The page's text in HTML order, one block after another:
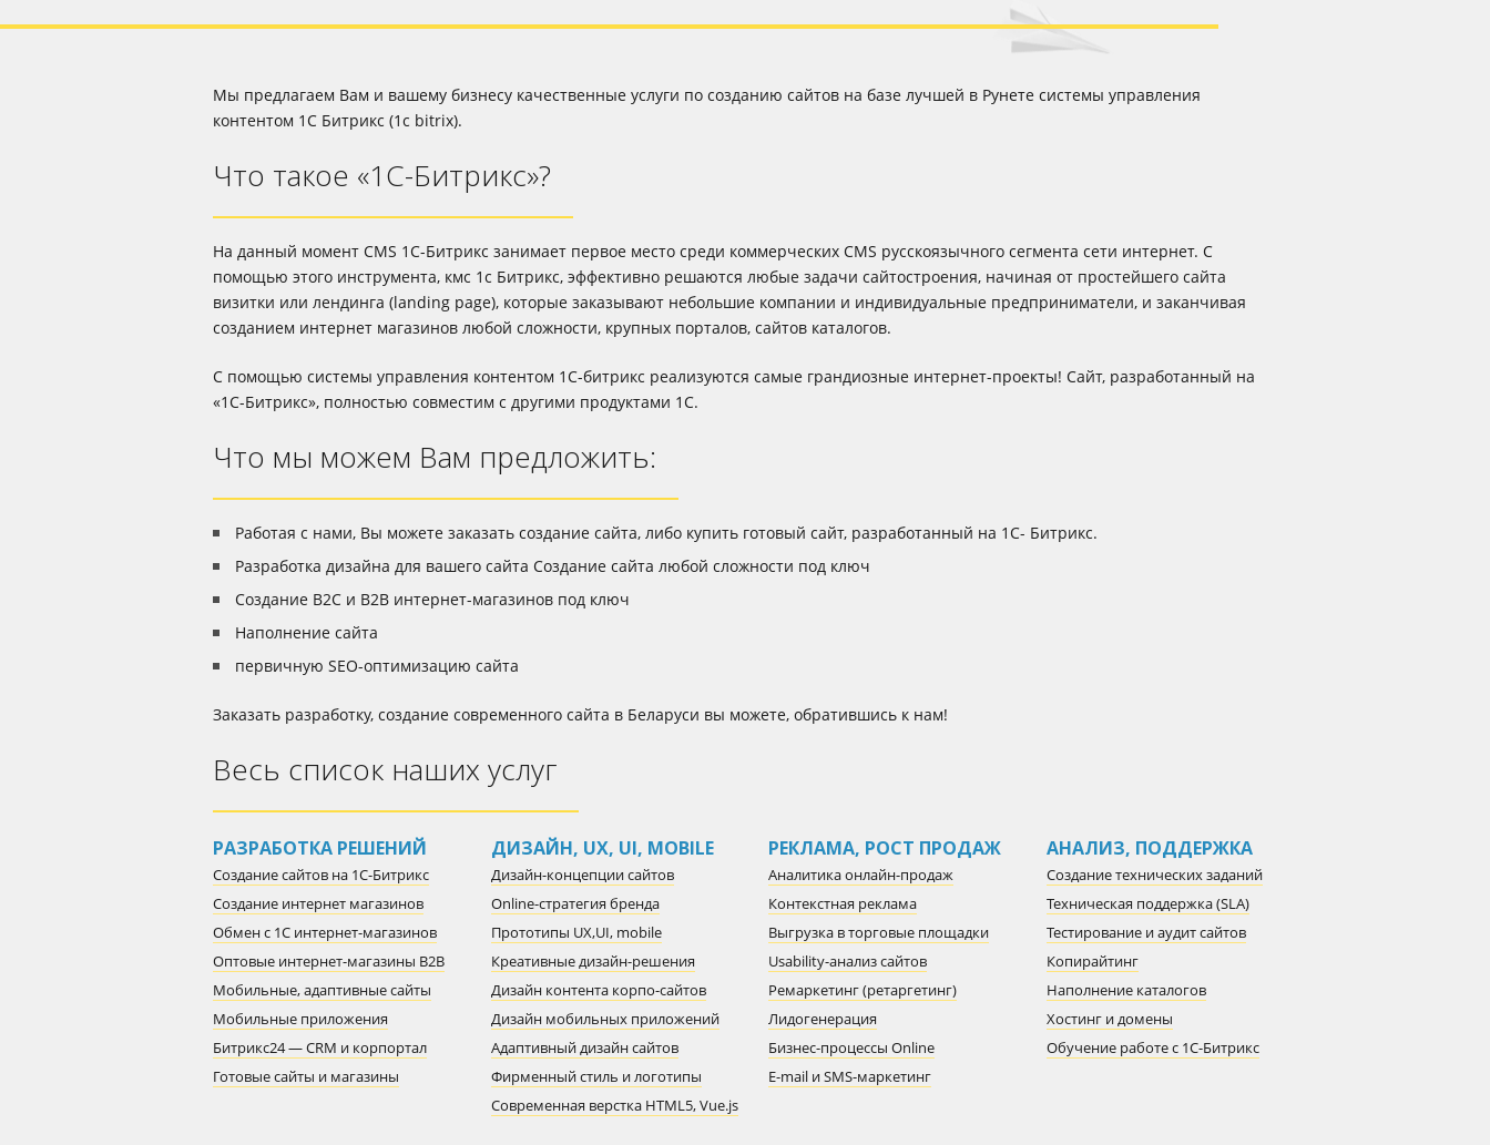
Мы предлагаем Вам и вашему бизнесу качественные услуги по созданию сайтов на базе лучшей в Рунете системы управления
контентом 1С Битрикс (1c bitrix).
Что такое «1С-Битрикс»?
На данный момент CMS 1С-Битрикс занимает первое место среди коммерческих CMS русскоязычного сегмента сети интернет. С
помощью этого инструмента, кмс 1с Битрикс, эффективно решаются любые задачи сайтостроения, начиная от простейшего сайта
визитки или лендинга (landing page), которые заказывают небольшие компании и индивидуальные предприниматели, и заканчивая
созданием интернет магазинов любой сложности, крупных порталов, сайтов каталогов.
С помощью системы управления контентом 1С-битрикс реализуются самые грандиозные интернет-проекты! Сайт, разработанный на
«1С-Битрикс», полностью совместим с другими продуктами 1С.
Что мы можем Вам предложить:
Работая с нами, Вы можете заказать создание сайта, либо купить готовый сайт, разработанный на 1С- Битрикс.
Разработка дизайна для вашего сайта Создание сайта любой сложности под ключ
Создание B2C и B2B интернет-магазинов под ключ
Наполнение сайта
первичную SEO-оптимизацию сайта
Заказать разработку, создание современного сайта в Беларуси вы можете, обратившись к нам!
Весь список наших услуг
РАЗРАБОТКА РЕШЕНИЙ
Создание сайтов на 1С-Битрикс
Создание интернет магазинов
Обмен с 1С интернет-магазинов
Оптовые интернет-магазины B2B
Мобильные, адаптивные сайты
Мобильные приложения
Битрикс24 — CRM и корпортал
Готовые сайты и магазины
ДИЗАЙН, UX, UI, MOBILE
Дизайн-концепции сайтов
Online-стратегия бренда
Прототипы UX,UI, mobile
Креативные дизайн-решения
Дизайн контента корпо-сайтов
Дизайн мобильных приложений
Адаптивный дизайн сайтов
Фирменный стиль и логотипы
Современная верстка HTML5, Vue.js
РЕКЛАМА, РОСТ ПРОДАЖ
Аналитика онлайн-продаж
Контекстная реклама
Выгрузка в торговые площадки
Usability-анализ сайтов
Ремаркетинг (ретаргетинг)
Лидогенерация
Бизнес-процессы Online
E-mail и SMS-маркетинг
АНАЛИЗ, ПОДДЕРЖКА
Создание технических заданий
Техническая поддержка (SLA)
Тестирование и аудит сайтов
Копирайтинг
Наполнение каталогов
Хостинг и домены
Обучение работе с 1С-Битрикс